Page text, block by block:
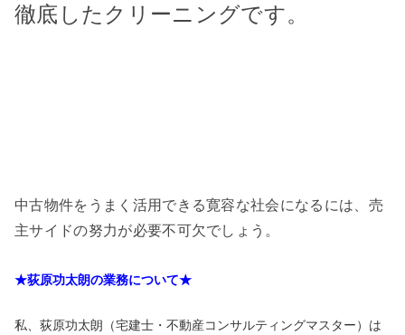
徹底したクリーニングです。
中古物件をうまく活用できる寛容な社会になるには、売
主サイドの努力が必要不可欠でしょう。
★荻原功太朗の業務について★
私、荻原功太朗（宅建士・不動産コンサルティングマスター）は